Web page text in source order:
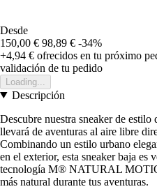
Desde
150,00 € 98,89 € -34%
+4,94 € ofrecidos en tu próximo
validación de tu pedido
Loading...
Descripción
Descubre nuestra sneaker de
llevará de aventuras al aire libre
Combinando un estilo urbano
en el exterior, esta sneaker baja es
tecnología M® NATURAL
más natural durante tus aventuras.